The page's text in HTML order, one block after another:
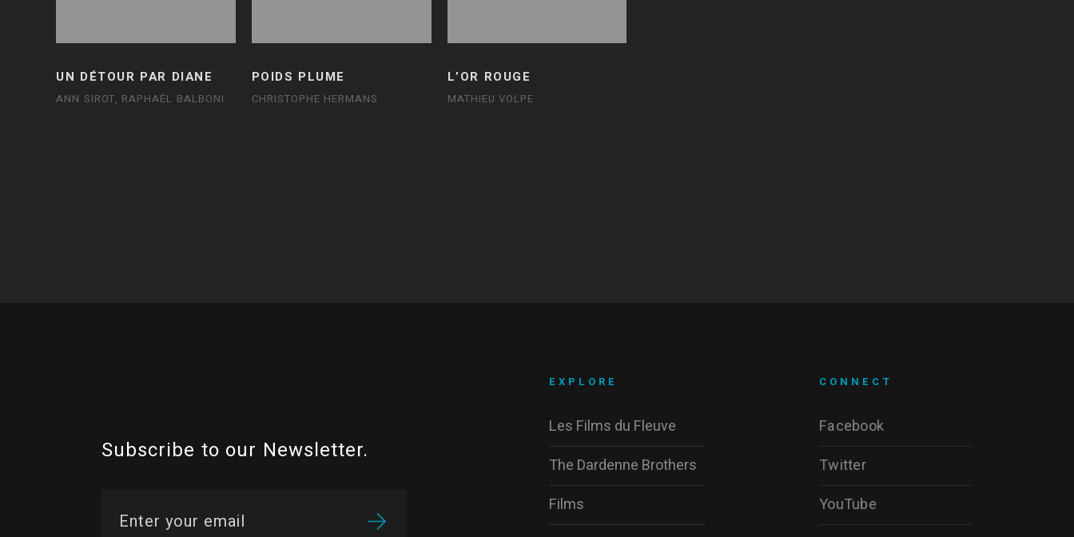
UN DÉTOUR PAR DIANE
ANN SIROT, RAPHAËL BALBONI
POIDS PLUME
CHRISTOPHE HERMANS
L’OR ROUGE
MATHIEU VOLPE
Subscribe to our Newsletter.
CONNECT
Facebook
Twitter
YouTube
EXPLORE
Les Films du Fleuve
The Dardenne Brothers
Films